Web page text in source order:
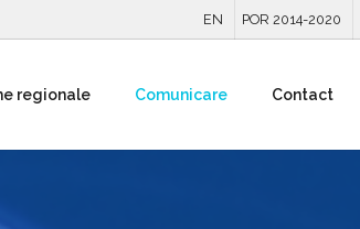
EN POR 2014-2020
regionale Comunicare Contact